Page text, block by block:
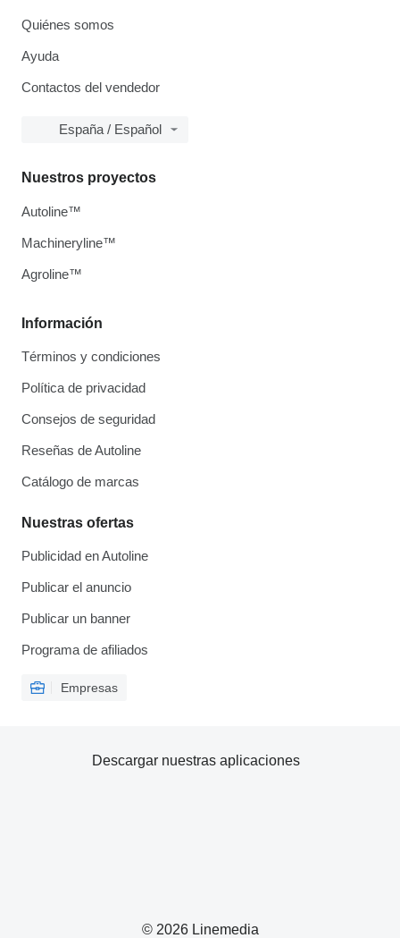
Quiénes somos
Ayuda
Contactos del vendedor
España / Español
Información
Términos y condiciones
Política de privacidad
Consejos de seguridad
Reseñas de Autoline
Catálogo de marcas
Nuestras ofertas
Publicidad en Autoline
Publicar el anuncio
Publicar un banner
Programa de afiliados
Empresas
Nuestros proyectos
Autoline™
Machineryline™
Agroline™
© 2026 Linemedia
Descargar nuestras aplicaciones